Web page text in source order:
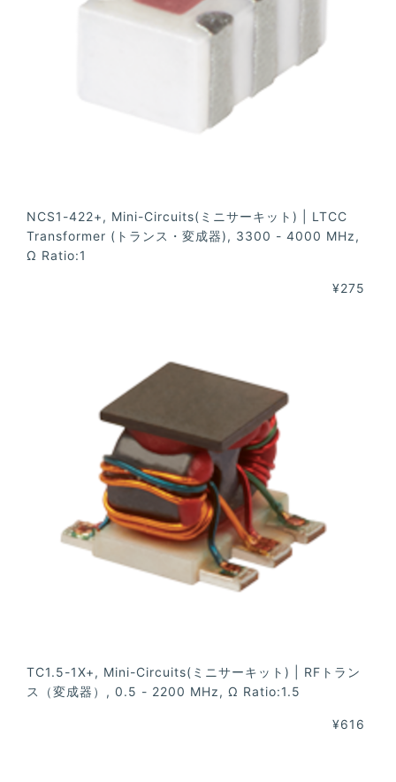
NCS1-422+, Mini-Circuits(ミニサーキット) | LTCC
Transformer (トランス・変成器), 3300 - 4000 MHz,
Ω Ratio:1
¥275
TC1.5-1X+, Mini-Circuits(ミニサーキット) | RFトラン
ス（変成器）, 0.5 - 2200 MHz, Ω Ratio:1.5
¥616